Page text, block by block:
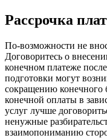
Рассрочка
По-возможности не
Договоритесь о
конечном платеже
подготовки могут
сокращению
конечной оплаты в
услуг лучше
ненужные
взаимопониманию